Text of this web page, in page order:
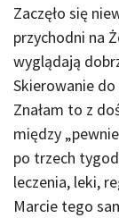
Zaczęło się
przychodni na
wyglądają
Skierowanie
Znałam to z
między
po trzech
leczenia, leki,
Marcie tego